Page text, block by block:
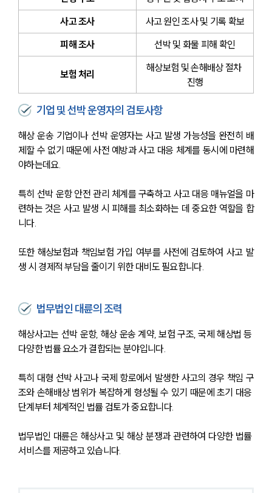
사고 조사
사고 원인 조사 및 기록 확보
피해 조사
선박 및 화물 피해 확인
보험 처리
해상보험 및 손해배상 절차
진행
기업 및 선박 운영자의 검토사항
해상 운송 기업이나 선박 운영자는 사고 발생 가능성을 완전히 배
제할 수 없기 때문에 사전 예방과 사고 대응 체계를 동시에 마련해
야하는데요.
특히 선박 운항 안전 관리 체계를 구축하고 사고 대응 매뉴얼을 마
련하는 것은 사고 발생 시 피해를 최소화하는 데 중요한 역할을 합
니다.
또한 해상보험과 책임보험 가입 여부를 사전에 검토하여 사고 발
생 시 경제적 부담을 줄이기 위한 대비도 필요합니다.
법무법인 대륜의 조력
해상사고는 선박 운항, 해상 운송 계약, 보험 구조, 국제 해상법 등
다양한 법률 요소가 결합되는 분야입니다.
특히 대형 선박 사고나 국제 항로에서 발생한 사고의 경우 책임 구
조와 손해배상 범위가 복잡하게 형성될 수 있기 때문에 초기 대응
단계부터 체계적인 법률 검토가 중요합니다.
법무법인 대륜은 해상사고 및 해상 분쟁과 관련하여 다양한 법률
서비스를 제공하고 있습니다.